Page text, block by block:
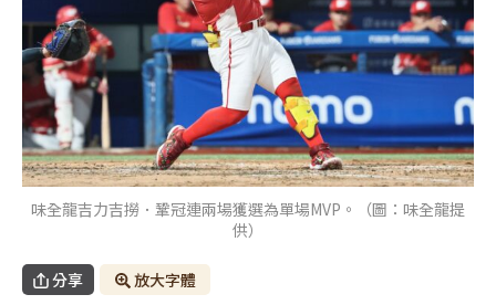
味全龍吉力吉撈．鞏冠連兩場獲選為單場MVP。（圖：味全龍提
供）
分享 放大字體